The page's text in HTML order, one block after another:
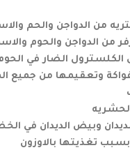
وتعقيمها من جميع